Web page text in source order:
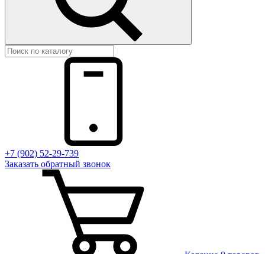
+7 (902) 52-29-739
Заказать обратный звонок